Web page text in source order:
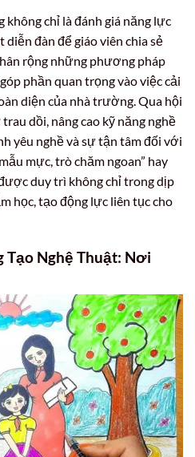
không chỉ là đánh giá năng lực
diễn đàn để giáo viên chia sẻ
rộng những phương pháp
phần quan trọng vào việc cải
diện của nhà trường. Qua hội
dồi, nâng cao kỹ năng nghề
yêu nghề và sự tận tâm đối với
mực, trò chăm ngoan” hay
duy trì không chỉ trong dịp
học, tạo động lực liên tục cho
Tạo Nghệ Thuật: Nơi